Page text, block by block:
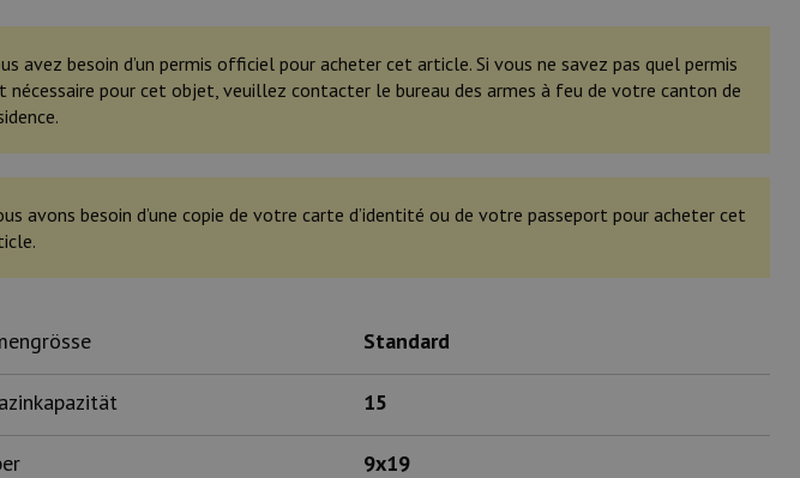
avez besoin d’un permis officiel pour acheter cet article. Si vous ne savez pas quel permis
nécessaire pour cet objet, veuillez contacter le bureau des armes à feu de votre canton de
avons besoin d’une copie de votre carte d’identité ou de votre passeport pour acheter cet
Standard
15
9x19